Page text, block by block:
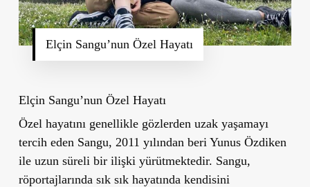
Elçin Sangu’nun Özel Hayatı
Elçin Sangu’nun Özel Hayatı
Özel hayatını genellikle gözlerden uzak yaşamayı
tercih eden Sangu, 2011 yılından beri Yunus Özdiken
ile uzun süreli bir ilişki yürütmektedir. Sangu,
röportajlarında sık sık hayatında kendisini